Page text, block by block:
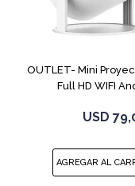
OUTLET- Mini
Full HD WIFI
USD